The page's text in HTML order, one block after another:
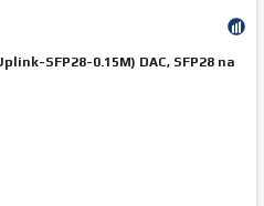
SFP28-0.15M) DAC, SFP28 na